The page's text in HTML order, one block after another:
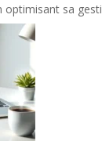
optimisant sa